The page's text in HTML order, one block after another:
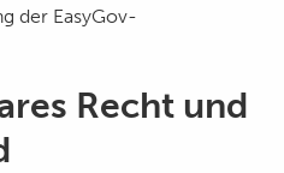
der EasyGov-
Recht und